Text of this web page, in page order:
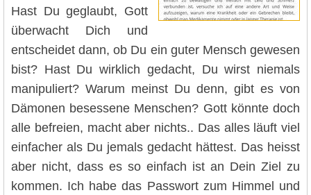
Hast Du geglaubt, Gott
überwacht Dich und
entscheidet dann, ob Du ein guter Mensch gewesen
bist? Hast Du wirklich gedacht, Du wirst niemals
manipuliert? Warum meinst Du denn, gibt es von
Dämonen besessene Menschen? Gott könnte doch
alle befreien, macht aber nichts.. Das alles läuft viel
einfacher als Du jemals gedacht hättest. Das heisst
aber nicht, dass es so einfach ist an Dein Ziel zu
kommen. Ich habe das Passwort zum Himmel und